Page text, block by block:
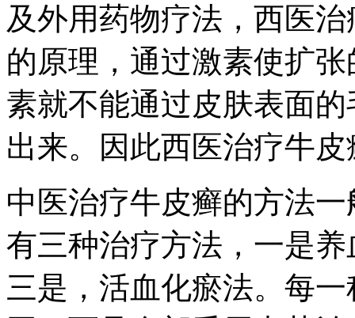
及外用药物疗法，西医
的原理，通过激素使扩
素就不能通过皮肤表面
出来。因此西医治疗牛
中医治疗牛皮癣的方法
有三种治疗方法，一是
三是，活血化瘀法。每